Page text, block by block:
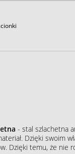
- stal szlachetna
Dzięki swoim
Dzięki temu, że